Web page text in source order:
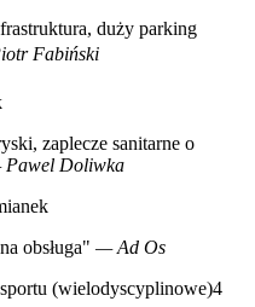
duży parking
Fabiński
zaplecze sanitarne o
Doliwka
obsługa" — Ad Os
(wielodyscyplinowe)4